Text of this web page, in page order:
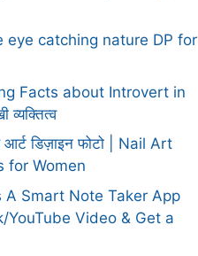
eye catching nature DP for
Facts about Introvert in
व्यक्तित्व
डिज़ाइन फोटो | Nail Art
for Women
A Smart Note Taker App
YouTube Video & Get a